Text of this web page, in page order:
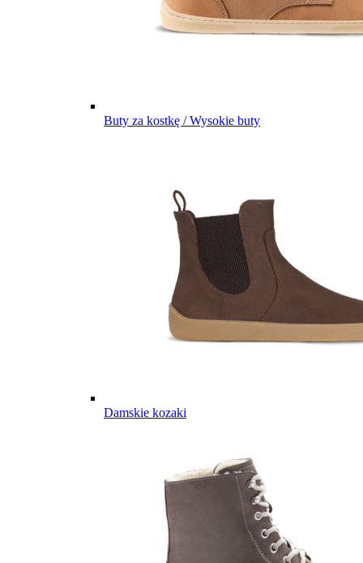
Buty za kostkę / Wysokie buty
Damskie kozaki